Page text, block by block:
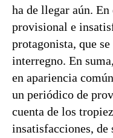
ha de llegar aún.
provisional e
protagonista, que
interregno. En
en apariencia
un periódico de
cuenta de los
insatisfacciones, de